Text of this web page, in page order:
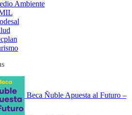
Ambiente
Beca Ñuble Apuesta al Futuro –